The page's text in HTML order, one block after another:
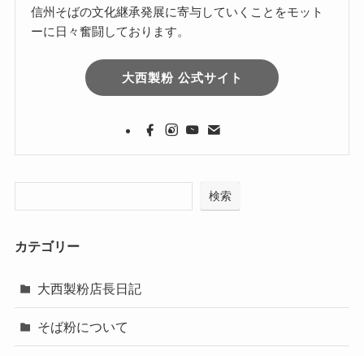
信州そばの文化継承発展に寄与していくことをモット
ーに日々奮闘しております。
大西製粉 公式サイト
検索
カテゴリー
大西製粉店長日記
そば粉について